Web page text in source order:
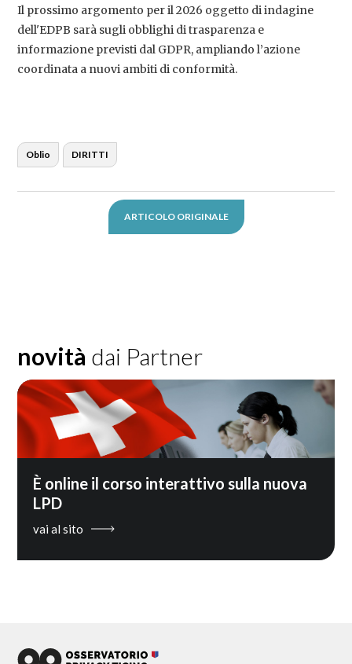
Il prossimo argomento per il 2026 oggetto di indagine
dell'EDPB sarà sugli obblighi di trasparenza e
informazione previsti dal GDPR, ampliando l’azione
coordinata a nuovi ambiti di conformità.
Oblio DIRITTI
ARTICOLO ORIGINALE
novità dai Partner
È online il corso interattivo sulla nuova
LPD
vai al sito